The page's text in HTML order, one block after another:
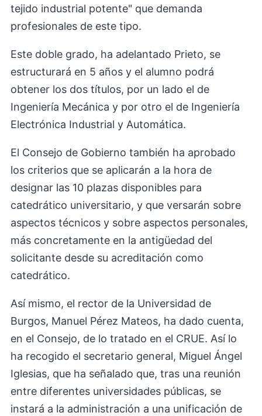
tejido industrial potente" que demanda
profesionales de este tipo.
Este doble grado, ha adelantado Prieto, se
estructurará en 5 años y el alumno podrá
obtener los dos títulos, por un lado el de
Ingeniería Mecánica y por otro el de Ingeniería
Electrónica Industrial y Automática.
El Consejo de Gobierno también ha aprobado
los criterios que se aplicarán a la hora de
designar las 10 plazas disponibles para
catedrático universitario, y que versarán sobre
aspectos técnicos y sobre aspectos personales,
más concretamente en la antigüedad del
solicitante desde su acreditación como
catedrático.
Así mismo, el rector de la Universidad de
Burgos, Manuel Pérez Mateos, ha dado cuenta,
en el Consejo, de lo tratado en el CRUE. Así lo
ha recogido el secretario general, Miguel Ángel
Iglesias, que ha señalado que, tras una reunión
entre diferentes universidades públicas, se
instará a la administración a una unificación de